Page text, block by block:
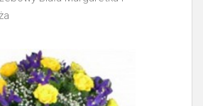
Więcej